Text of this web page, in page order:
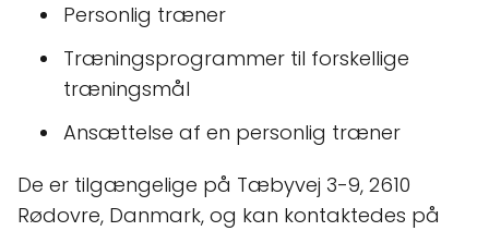
Personlig træner
Træningsprogrammer til forskellige
træningsmål
Ansættelse af en personlig træner
De er tilgængelige på Tæbyvej 3-9, 2610
Rødovre, Danmark, og kan kontaktedes på